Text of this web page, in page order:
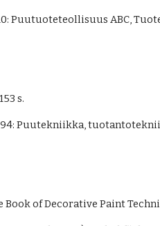
Puutuoteteollisuus ABC,
s.
Puutekniikka,
of Decorative Paint